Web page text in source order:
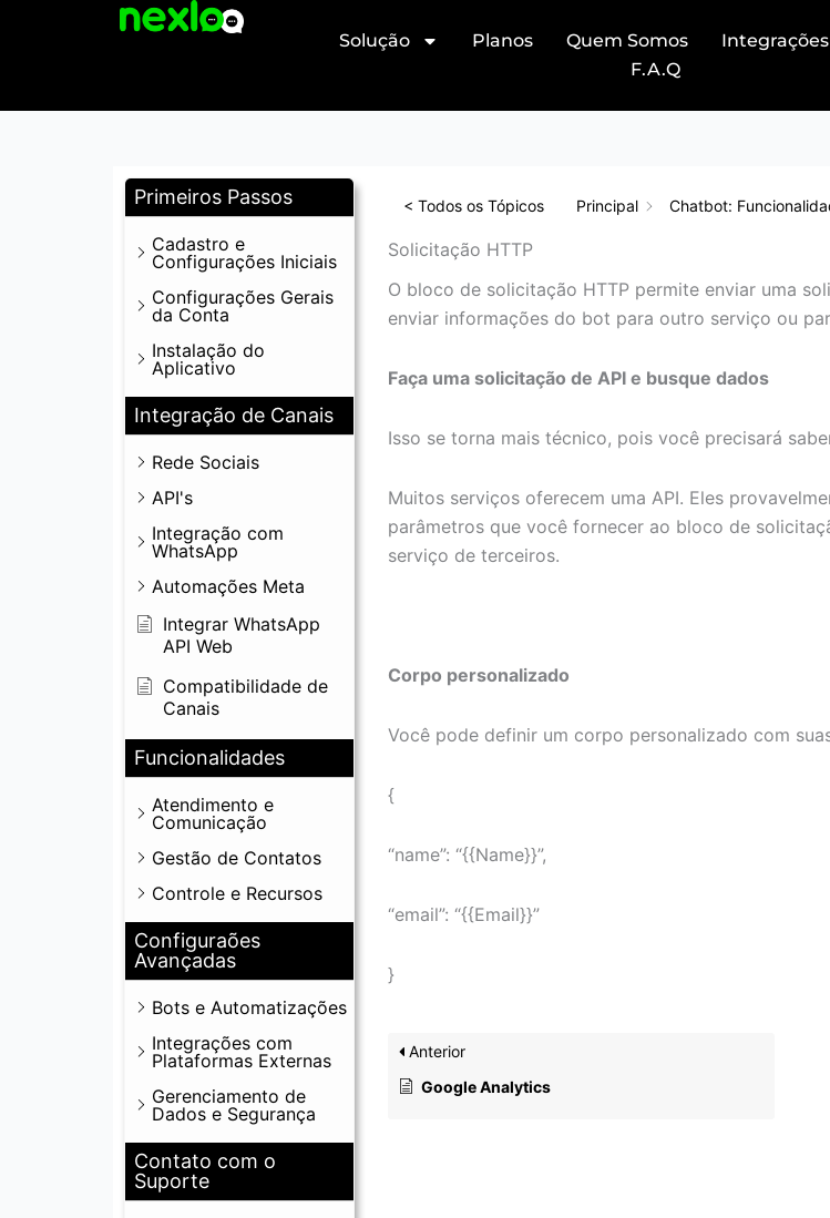
Solução Planos Quem Somos Integrações
F.A.Q
Primeiros Passos
Cadastro e
Configurações Iniciais
Configurações Gerais
da Conta
Instalação do
Aplicativo
Integração de Canais
Rede Sociais
API's
Integração com
WhatsApp
Automações Meta
Integrar WhatsApp
API Web
Compatibilidade de
Canais
Funcionalidades
Atendimento e
Comunicação
Gestão de Contatos
Controle e Recursos
Configuraões
Avançadas
Bots e Automatizações
Integrações com
Plataformas Externas
Gerenciamento de
Dados e Segurança
Contato com o
Suporte
< Todos os Tópicos Principal Chatbot:
Solicitação HTTP
O bloco de solicitação HTTP permite enviar uma
enviar informações do bot para outro serviço ou
Faça uma solicitação de API e busque dados
Isso se torna mais técnico, pois você precisará
Muitos serviços oferecem uma API. Eles
parâmetros que você fornecer ao bloco de
serviço de terceiros.
Corpo personalizado
Você pode definir um corpo personalizado com
{
“name”: “{{Name}}”,
“email”: “{{Email}}”
}
Anterior
Google Analytics